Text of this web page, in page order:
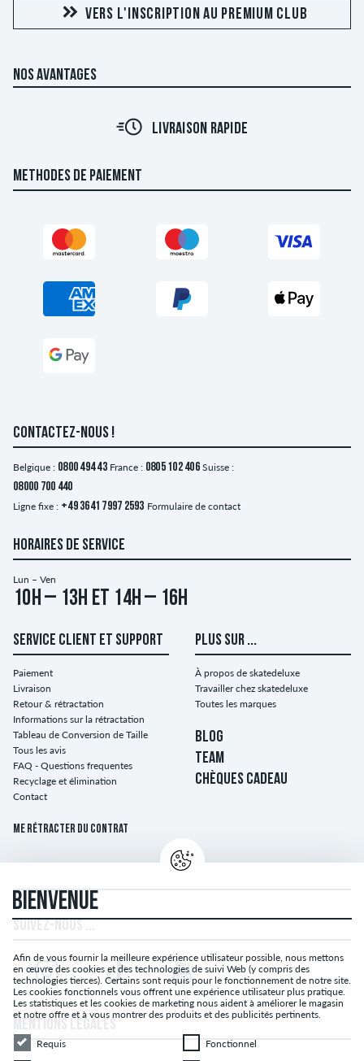
VERS L'INSCRIPTION AU PREMIUM CLUB
NOS AVANTAGES
LIVRAISON RAPIDE
METHODES DE PAIEMENT
CONTACTEZ-NOUS !
Belgique : 0800 494 43 France : 0805 102 406 Suisse :
08000 700 440
Ligne fixe : +49 3641 7997 2593 Formulaire de contact
HORAIRES DE SERVICE
Lun – Ven
10h – 13h et 14h – 16h
SERVICE CLIENT ET SUPPORT
Paiement
Livraison
Retour & rétractation
Informations sur la rétractation
Tableau de Conversion de Taille
Tous les avis
FAQ - Questions frequentes
Recyclage et élimination
Contact
Me rétracter du contrat
PLUS SUR ...
À propos de skatedeluxe
Travailler chez skatedeluxe
Toutes les marques
BLOG
TEAM
CHÈQUES CADEAU
BIENVENUE
Afin de vous fournir la meilleure expérience utilisateur possible, nous mettons
en œuvre des cookies et des technologies de suivi Web (y compris des
technologies tierces). Certains sont requis pour le fonctionnement de notre site.
Les cookies fonctionnels vous offrent une expérience utilisateur plus pratique.
Les statistiques et les cookies de marketing nous aident à améliorer le magasin
et notre offre et à vous montrer des produits et des publicités pertinents.
RequisRequis Fonctionnel
Fonctionnel